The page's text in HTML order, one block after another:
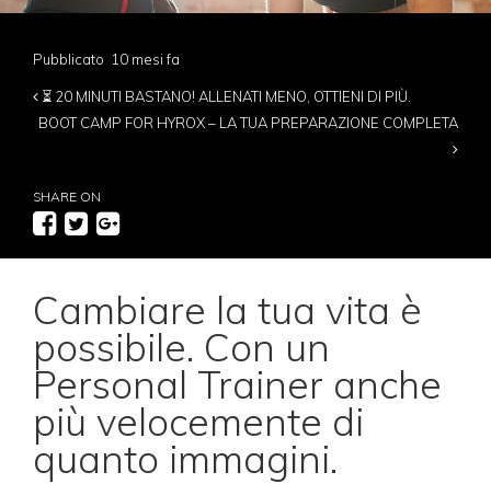
Pubblicato 10 mesi fa
⏳ 20 MINUTI BASTANO! ALLENATI MENO, OTTIENI DI PIÙ.
BOOT CAMP FOR HYROX – LA TUA PREPARAZIONE COMPLETA
SHARE ON
Cambiare la tua vita è
possibile. Con un
Personal Trainer anche
più velocemente di
quanto immagini.